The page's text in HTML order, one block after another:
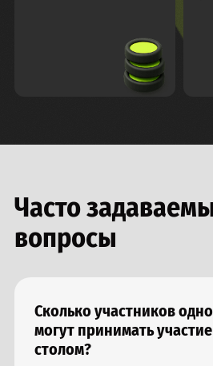
Часто
вопросы
Сколько участников
могут принимать участие
столом?